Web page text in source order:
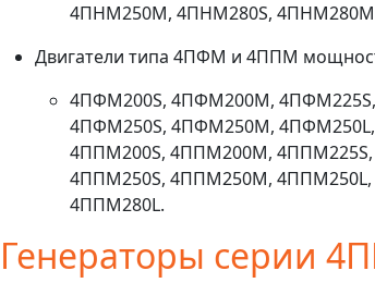
4ПНМ250М, 4ПНМ280S,
Двигатели типа 4ПФМ и 4ППМ
4ПФМ200S, 4ПФМ200М,
4ПФМ250S, 4ПФМ250М,
4ППМ200S, 4ППМ200М,
4ППМ250S, 4ППМ250М,
4ППМ280L.
Генераторы серии